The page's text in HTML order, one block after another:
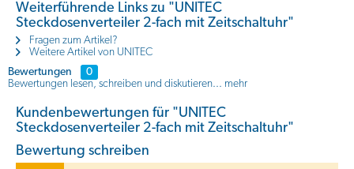
Weiterführende Links zu "UNITEC
Steckdosenverteiler 2-fach mit Zeitschaltuhr"
Fragen zum Artikel?
Weitere Artikel von UNITEC
Bewertungen
0
Bewertungen lesen, schreiben und diskutieren... mehr
Kundenbewertungen für "UNITEC
Steckdosenverteiler 2-fach mit Zeitschaltuhr"
Bewertung schreiben